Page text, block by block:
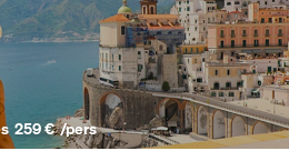
259 € /pers